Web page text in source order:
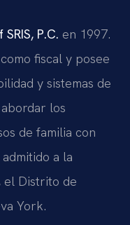
P.C. en 1997.
fiscal y posee
y sistemas de
los
de familia con
a la
el Distrito de
York.